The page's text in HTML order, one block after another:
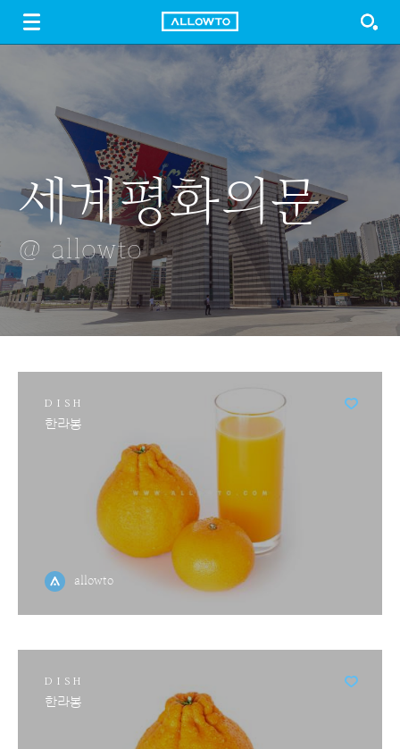
FREE DOWNLOAD LOGIN SIGN UP
세계평화의문
@ allowto
모래
@ allowto
태양이 뜨다
@ allowto
시골풍경
@ allowto
모닝빵
@ allowto
DISH
한라봉
allowto
DISH
한라봉